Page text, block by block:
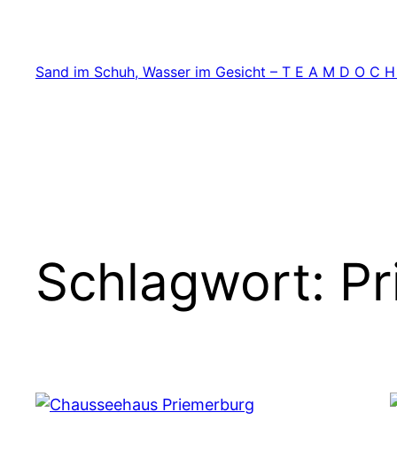
springen
Sand im Schuh, Wasser im Gesicht – T E A M D O C
Schlagwort: